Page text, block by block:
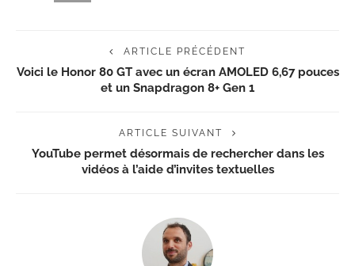
ARTICLE PRÉCÉDENT
Voici le Honor 80 GT avec un écran AMOLED 6,67 pouces
et un Snapdragon 8+ Gen 1
ARTICLE SUIVANT
YouTube permet désormais de rechercher dans les
vidéos à l’aide d’invites textuelles